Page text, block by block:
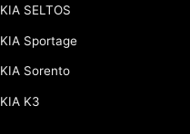
KIA SELTOS
KIA Sportage
KIA Sorento
KIA K3